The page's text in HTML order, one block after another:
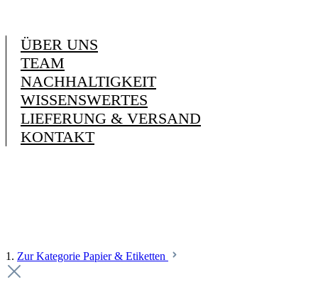
ÜBER UNS
TEAM
NACHHALTIGKEIT
WISSENSWERTES
LIEFERUNG & VERSAND
KONTAKT
1. Zur Kategorie Papier & Etiketten